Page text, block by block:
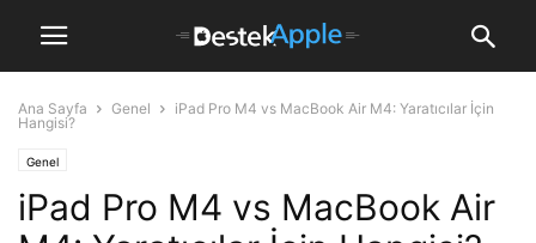
Ana Sayfa Genel
iPad Pro M4 vs MacBook Air M4: Yaratıcılar İçin
Hangisi?
Genel
iPad Pro M4 vs MacBook Air